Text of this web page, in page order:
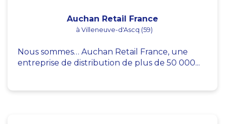
Auchan Retail France
à Villeneuve-d'Ascq (59)
Nous sommes… Auchan Retail France, une
entreprise de distribution de plus de 50 000...